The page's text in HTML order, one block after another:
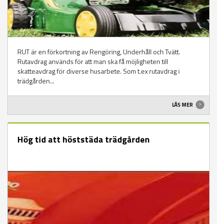
RUT är en förkortning av Rengöring, Underhåll och Tvätt.
Rutavdrag används för att man ska få möjligheten till
skatteavdrag för diverse husarbete. Som t.ex rutavdrag i
trädgården...
LÄS MER
Hög tid att höststäda trädgården